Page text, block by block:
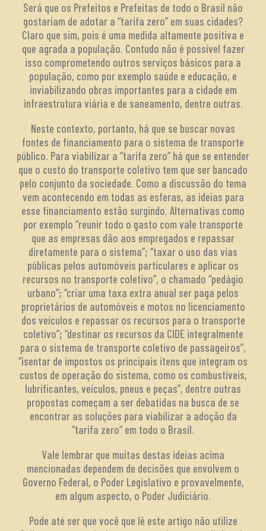
Será que os Prefeitos e Prefeitas de todo o Brasil não
gostariam de adotar a “tarifa zero” em suas cidades?
Claro que sim, pois é uma medida altamente positiva e
que agrada a população. Contudo não é possível fazer
isso comprometendo outros serviços básicos para a
população, como por exemplo saúde e educação, e
inviabilizando obras importantes para a cidade em
infraestrutura viária e de saneamento, dentre outras.
Neste contexto, portanto, há que se buscar novas
fontes de financiamento para o sistema de transporte
público. Para viabilizar a “tarifa zero” há que se entender
que o custo do transporte coletivo tem que ser bancado
pelo conjunto da sociedade. Como a discussão do tema
vem acontecendo em todas as esferas, as ideias para
esse financiamento estão surgindo. Alternativas como
por exemplo “reunir todo o gasto com vale transporte
que as empresas dão aos empregados e repassar
diretamente para o sistema”; “taxar o uso das vias
públicas pelos automóveis particulares e aplicar os
recursos no transporte coletivo”, o chamado “pedágio
urbano”; “criar uma taxa extra anual ser paga pelos
proprietários de automóveis e motos no licenciamento
dos veículos e repassar os recursos para o transporte
coletivo”; “destinar os recursos da CIDE integralmente
para o sistema de transporte coletivo de passageiros”,
“isentar de impostos os principais itens que integram os
custos de operação do sistema, como os combustíveis,
lubrificantes, veículos, pneus e peças”, dentre outras
propostas começam a ser debatidas na busca de se
encontrar as soluções para viabilizar a adoção da
“tarifa zero” em todo o Brasil.
Vale lembrar que muitas destas ideias acima
mencionadas dependem de decisões que envolvem o
Governo Federal, o Poder Legislativo e provavelmente,
em algum aspecto, o Poder Judiciário.
Pode até ser que você que lê este artigo não utilize